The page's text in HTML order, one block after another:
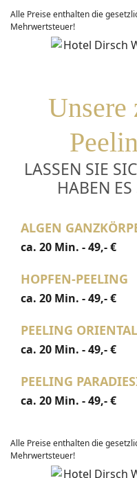
Alle Preise enthalten die
Mehrwertsteuer!
Unsere
LASSEN SIE
HABEN
ALGEN
ca. 20 Min. - 49,- €
HOPFEN-PEELING
ca. 20 Min. - 49,- €
PEELING
ca. 20 Min. - 49,- €
PEELING
ca. 20 Min. - 49,- €
Alle Preise enthalten die
Mehrwertsteuer!